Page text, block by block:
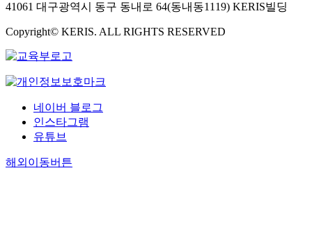
41061 대구광역시 동구 동내로 64(동내동1119) KERIS빌딩
Copyright© KERIS. ALL RIGHTS RESERVED
네이버 블로그
인스타그램
유튜브
해외이동버튼